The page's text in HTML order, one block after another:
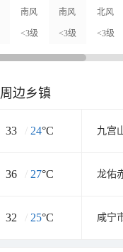
南风
<3级
南风
<3级
北风
<3级
周边乡镇
33 / 24°C 九宫
36 / 27°C
32 / 25°C